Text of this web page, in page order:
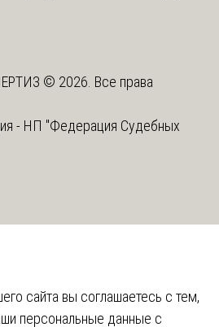
© 2026. Все права
- НП "Федерация Судебных
сайта вы соглашаетесь с тем,
персональные данные с